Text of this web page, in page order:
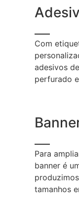
Com
adesivos
perfurado
Para
banner é
tamanhos